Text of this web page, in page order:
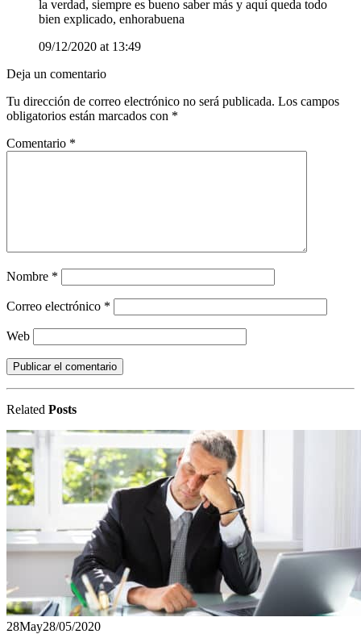
la verdad, siempre es bueno saber más y aquí queda todo
bien explicado, enhorabuena
09/12/2020 at 13:49
Deja un comentario
Tu dirección de correo electrónico no será publicada. Los campos
obligatorios están marcados con *
Comentario *
Nombre *
Correo electrónico *
Web
Related Posts
28May28/05/2020